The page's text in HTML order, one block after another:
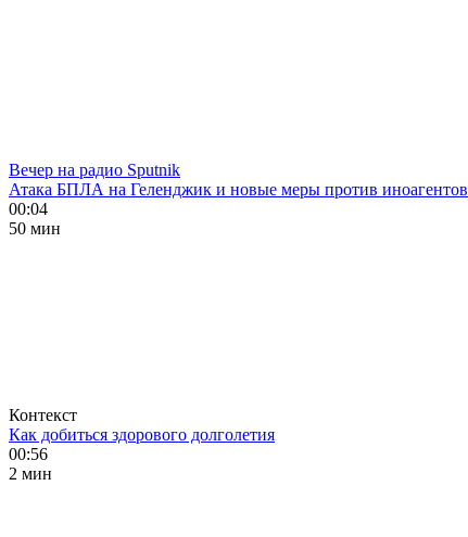
Вечер на радио Sputnik
Атака БПЛА на Геленджик и новые меры против иноагентов
00:04
50 мин
Контекст
Как добиться здорового долголетия
00:56
2 мин